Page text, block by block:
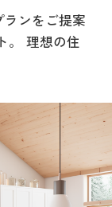
安は？家賃
迷っていま
違いや、賃
グ、さらに
ることです。
困ったとき
に相談しよ
相談される
頼されてい
その信頼に
れからも経
を増やして
ンをご提案
。 理想の住